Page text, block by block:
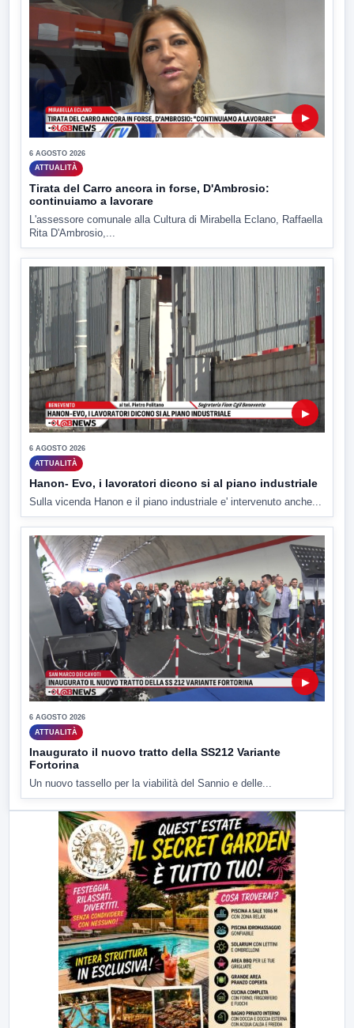
▶
6 AGOSTO 2026
ATTUALITÀ
Tirata del Carro ancora in forse, D'Ambrosio:
continuiamo a lavorare
L'assessore comunale alla Cultura di Mirabella Eclano, Raffaella
Rita D'Ambrosio,...
▶
6 AGOSTO 2026
ATTUALITÀ
Hanon- Evo, i lavoratori dicono si al piano industriale
Sulla vicenda Hanon e il piano industriale e' intervenuto anche...
▶
6 AGOSTO 2026
ATTUALITÀ
Inaugurato il nuovo tratto della SS212 Variante
Fortorina
Un nuovo tassello per la viabilità del Sannio e delle...